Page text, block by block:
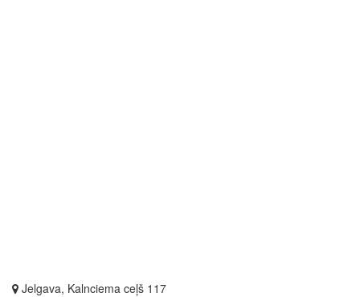
Jelgava, Kalnciema ceļš 117